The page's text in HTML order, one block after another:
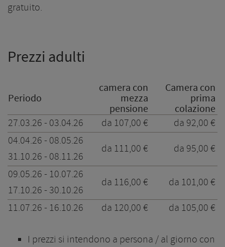
gratuito.
Prezzi adulti
Periodo
camera con
mezza
pensione
Camera con
prima
colazione
27.03.26 - 03.04.26 da 107,00 €
da 92,00 €
04.04.26 - 08.05.26
31.10.26 - 08.11.26
da 111,00 €
da 95,00 €
09.05.26 - 10.07.26
17.10.26 - 30.10.26
da 116,00 €
da 101,00 €
11.07.26 - 16.10.26
da 120,00 € da 105,00 €
I prezzi si intendono a persona / al giorno con